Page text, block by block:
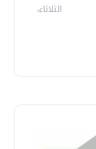
الثلاثاء، 14 يوليو 2026 06:11 م